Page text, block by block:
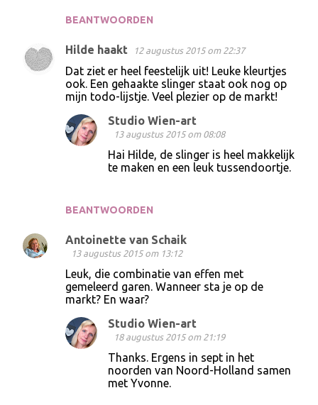
BEANTWOORDEN
Hilde haakt 12 augustus 2015 om 22:37
Dat ziet er heel feestelijk uit! Leuke kleurtjes
ook. Een gehaakte slinger staat ook nog op
mijn todo-lijstje. Veel plezier op de markt!
BEANTWOORDEN
Studio Wien-art
13 augustus 2015 om 08:08
Hai Hilde, de slinger is heel makkelijk
te maken en een leuk tussendoortje.
Antoinette van Schaik
13 augustus 2015 om 13:12
Leuk, die combinatie van effen met
gemeleerd garen. Wanneer sta je op de
markt? En waar?
Studio Wien-art
18 augustus 2015 om 21:19
Thanks. Ergens in sept in het
noorden van Noord-Holland samen
met Yvonne.